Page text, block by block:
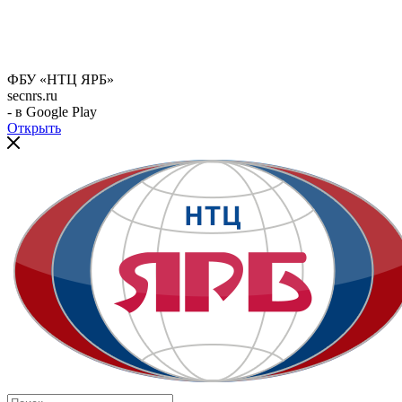
ФБУ «НТЦ ЯРБ»
secnrs.ru
- в Google Play
Открыть